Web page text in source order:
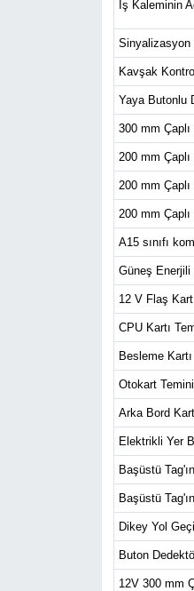
İş Kaleminin
Sinyalizasyon
Kavşak
Yaya Butonlu
300 mm
200 mm
200 mm
200 mm
A15 sınıfı
Güneş Enerjili
12 V Flaş
CPU Kartı
Besleme
Otokart
Arka Bord
Elektrikli Yer
Başüstü
Başüstü
Dikey Yol
Buton
12V 300 mm